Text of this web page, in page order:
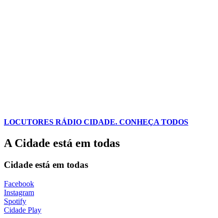
LOCUTORES RÁDIO CIDADE. CONHEÇA TODOS
A Cidade está em todas
Cidade está em todas
Facebook
Instagram
Spotify
Cidade Play